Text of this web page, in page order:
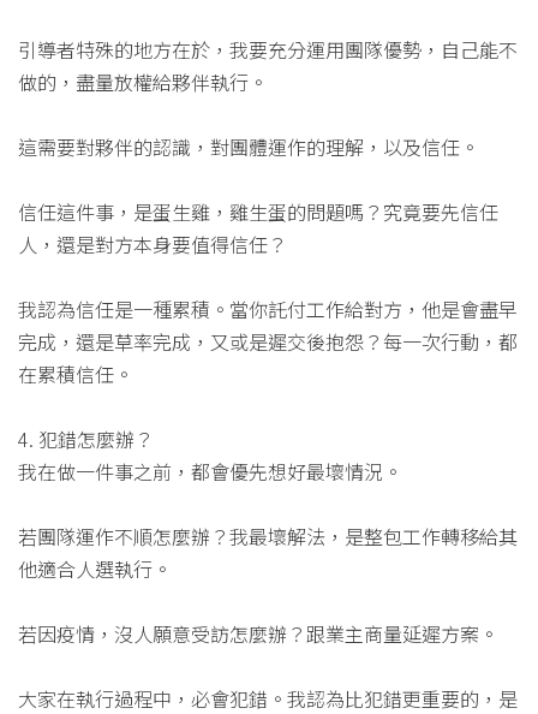
引導者特殊的地方在於，我要充分運用團隊優勢，自己能不
做的，盡量放權給夥伴執行。
這需要對夥伴的認識，對團體運作的理解，以及信任。
信任這件事，是蛋生雞，雞生蛋的問題嗎？究竟要先信任
人，還是對方本身要值得信任？
我認為信任是一種累積。當你託付工作給對方，他是會盡早
完成，還是草率完成，又或是遲交後抱怨？每一次行動，都
在累積信任。
4. 犯錯怎麼辦？
我在做一件事之前，都會優先想好最壞情況。
若團隊運作不順怎麼辦？我最壞解法，是整包工作轉移給其
他適合人選執行。
若因疫情，沒人願意受訪怎麼辦？跟業主商量延遲方案。
大家在執行過程中，必會犯錯。我認為比犯錯更重要的，是